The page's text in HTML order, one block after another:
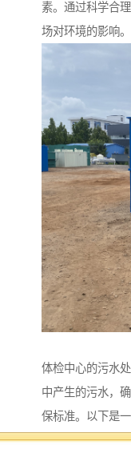
素。通过科学合
场对环境的影响。
体检中心的污水
中产生的污水，
保标准。以下是
1. **预处理设备